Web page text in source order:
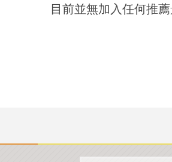
目前並無加入任何推